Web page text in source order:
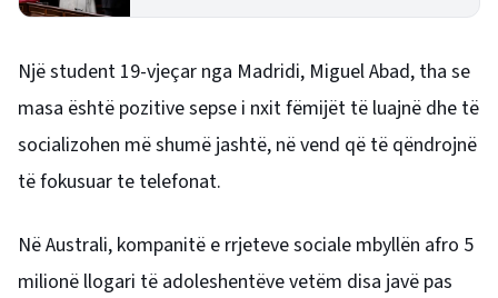
Një student 19-vjeçar nga Madridi, Miguel Abad, tha se
masa është pozitive sepse i nxit fëmijët të luajnë dhe të
socializohen më shumë jashtë, në vend që të qëndrojnë
të fokusuar te telefonat.
Në Australi, kompanitë e rrjeteve sociale mbyllën afro 5
milionë llogari të adoleshentëve vetëm disa javë pas